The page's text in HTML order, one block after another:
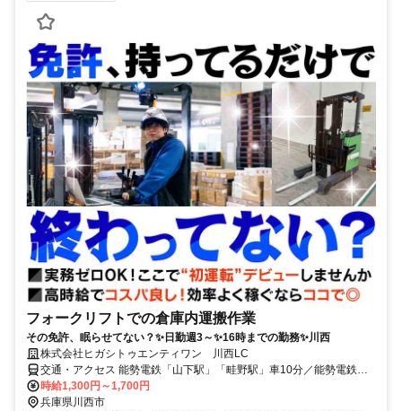
フォークリフトでの倉庫内運搬作業
その免許、眠らせてない？✨日勤週3～✨16時までの勤務✨川西
株式会社ヒガシトゥエンティワン 川西LC
交通・アクセス 能勢電鉄「山下駅」「畦野駅」車10分／能勢電鉄
「日生中央駅」車7分／バス停「石道口」より徒歩10分 ★車・自転車
通勤OK （無料駐車場あり）
時給1,300円～1,700円
兵庫県川西市